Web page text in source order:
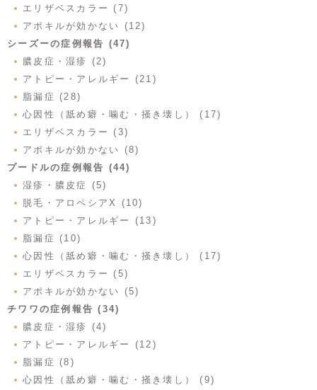
エリザベスカラー (7)
アポキルが効かない (12)
シーズーの症例報告 (47)
膿皮症・湿疹 (2)
アトピー・アレルギー (21)
脂漏症 (28)
心因性（舐め癖・噛む・掻き壊し） (17)
エリザベスカラー (3)
アポキルが効かない (8)
プードルの症例報告 (44)
湿疹・膿皮症 (5)
脱毛・アロペシアX (10)
アトピー・アレルギー (13)
脂漏症 (10)
心因性（舐め癖・噛む・掻き壊し） (17)
エリザベスカラー (5)
アポキルが効かない (5)
チワワの症例報告 (34)
膿皮症・湿疹 (4)
アトピー・アレルギー (12)
脂漏症 (8)
心因性（舐め癖・噛む・掻き壊し） (9)